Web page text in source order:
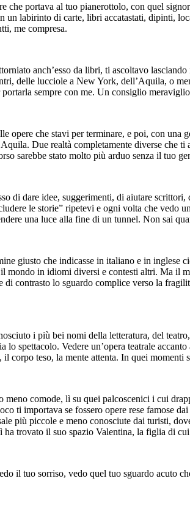
che portava al tuo pianerottolo, con quel
labirinto di carte, libri accatastati, dipinti,
me compresa.
anch’esso da libri, ti ascoltavo
delle lucciole a New York, dell’Aquila, o
sempre con me. Un consiglio
opere che stavi per terminare, e poi, con una
Due realtà completamente diverse che
sarebbe stato molto più arduo senza il tuo
di dare idee, suggerimenti, di aiutare
le storie” ripetevi e ogni volta che
una luce alla fine di un tunnel. Non sai
giusto che indicasse in italiano e in
mondo in idiomi diversi e contesti altri. Ma il
contrasto lo sguardo complice verso la
i più bei nomi della letteratura, del
spettacolo. Vedere un’opera teatrale
corpo teso, la mente attenta. In quei
comode, lì su quei palcoscenici i cui
ti importava se fossero opere rese famose
più piccole e meno conosciute dai turisti,
trovato il suo spazio Valentina, la figlia di
il tuo sorriso, vedo quel tuo sguardo acuto